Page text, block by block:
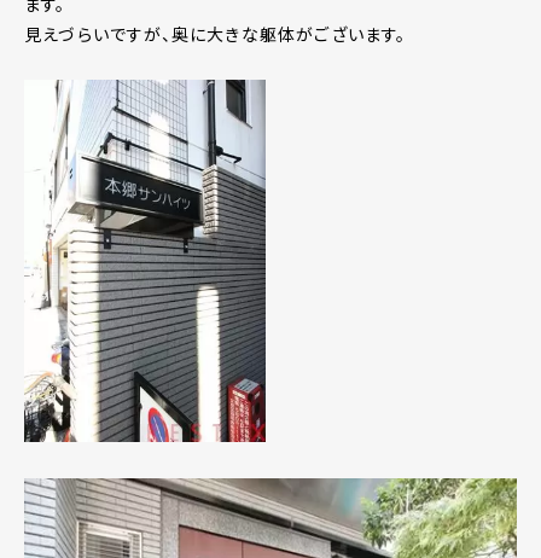
見えづらいですが、奥に大きな躯体がございます。